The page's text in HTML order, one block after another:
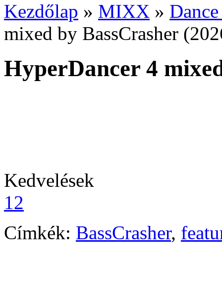
Kezdőlap » MIXX »
mixed by BassCrasher
HyperDancer 4
Kedvelések
12
Címkék: BassCrasher,